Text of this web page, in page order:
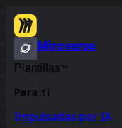
Miroverse
Plantillas
Para ti
Impulsadas por IA